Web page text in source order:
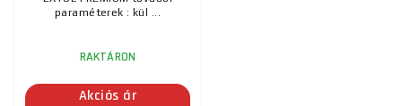
paraméterek : kül ...
RAKTÁRON
Akciós ár